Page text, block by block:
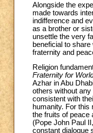
Alongside the
made towards
indifference and
as a brother or
unsettle the very
beneficial to
fraternity and
Religion
Fraternity for
Azhar in Abu
others without
consistent with
humanity. For this
the fruits of peace
(Pope John Paul II,
constant dialogue